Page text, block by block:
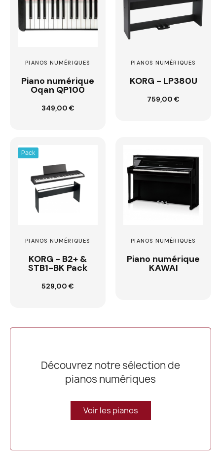
Découvrez notre sélection de
pianos numériques
Voir les pianos
PIANOS NUMÉRIQUES
Piano numérique
Oqan QP100
349,00 €
PIANOS NUMÉRIQUES
KORG - LP380U
759,00 €
Customize
Pack
PIANOS NUMÉRIQUES
KORG - B2+ &
STB1-BK Pack
529,00 €
Ajouter au
panier
PIANOS NUMÉRIQUES
Piano numérique
KAWAI